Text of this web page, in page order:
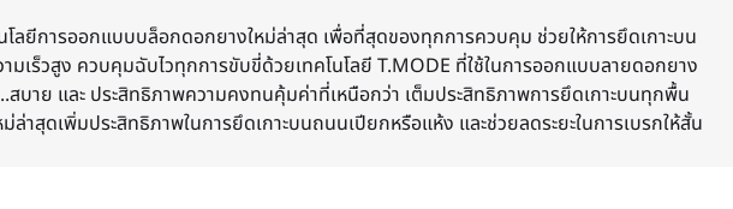
ยีการออกแบบบล็อกดอกยางใหม่ล่าสุด เพื่อที่สุดของทุกการควบคุม ช่วยให้การยึดเกาะบน
เร็วสูง ควบคุมฉับไวทุกการขับขี่ด้วยเทคโนโลยี T.MODE ที่ใช้ในการออกแบบลายดอกยาง
บาย และ ประสิทธิภาพความคงทนคุ้มค่าที่เหนือกว่า เต็มประสิทธิภาพการยึดเกาะบนทุกพื้น
สุดเพิ่มประสิทธิภาพในการยึดเกาะบนถนนเปียกหรือแห้ง และช่วยลดระยะในการเบรกให้สั้น